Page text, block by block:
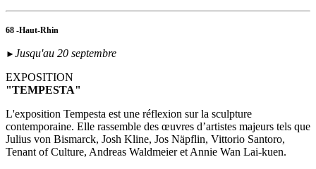
68 -Haut-Rhin
► Jusqu'au 20 septembre
EXPOSITION
"TEMPESTA"
L'exposition Tempesta est une réflexion sur la sculpture
contemporaine. Elle rassemble des œuvres d’artistes majeurs tels que
Julius von Bismarck, Josh Kline, Jos Näpflin, Vittorio Santoro,
Tenant of Culture, Andreas Waldmeier et Annie Wan Lai-kuen.